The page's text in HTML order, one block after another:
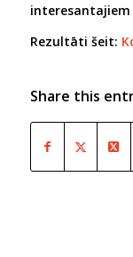
interesantajiem
Rezultāti šeit:
Share this